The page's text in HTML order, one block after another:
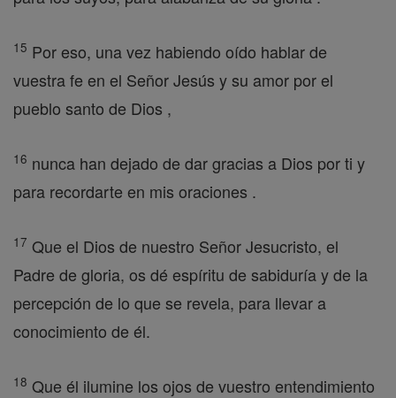
15 Por eso, una vez habiendo oído hablar de
vuestra fe en el Señor Jesús y su amor por el
pueblo santo de Dios ,
16 nunca han dejado de dar gracias a Dios por ti y
para recordarte en mis oraciones .
17 Que el Dios de nuestro Señor Jesucristo, el
Padre de gloria, os dé espíritu de sabiduría y de la
percepción de lo que se revela, para llevar a
conocimiento de él.
18 Que él ilumine los ojos de vuestro entendimiento